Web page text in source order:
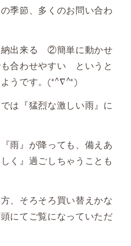
季節、多くのお問い合わ
出来る ②簡単に動かせ
合わせやすい というと
うです。 (*^∇^*)
は『猛烈な激しい雨』に
雨』が降っても、備えあ
く』過ごしちゃうことも
、そろそろ買い替えかな
にてご覧になっていただ